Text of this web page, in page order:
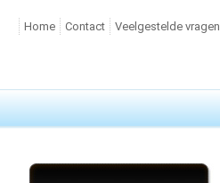
Home Contact Veelgestelde vragen